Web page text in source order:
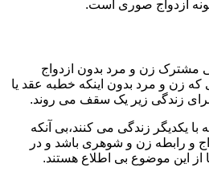
ازدواج صوری است.
مشترک زن و مرد بدون ازدواج
زن و مرد بدون اینکه خطبه عقد یا
زندگی زیر یک سقف می روند.
یکدیگر زندگی می کنند،بی آنکه
و رابطه زن و شوهری باشد و در
از این موضوع بی اطلاع هستند.